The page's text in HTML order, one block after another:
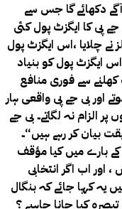
پی میڈیا ،بی جے پی کو 300 سے آگے دکھائے گا جس سے
پی کا ایگزٹ پول کئی
نے چلایا ،اس ایگزٹ پول
ایگزٹ پول کو بنیاد
کھلنے سے فوری منافع
اور بی جے پی واقعی ہار
الزام نہ لگاتے۔ بی جے
بیان کر رہے ہیں“۔
کے بارے میں کیا مؤقف
اب اگر انتخابی
یہ کہا جائے کہ بنگال
کیا جانا چاہیے ؟